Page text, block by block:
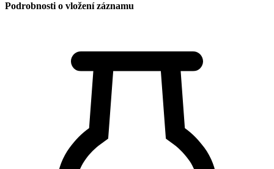
Podrobnosti o vložení záznamu